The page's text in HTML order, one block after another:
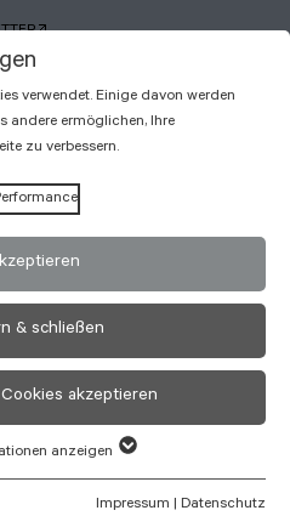
verwendet. Einige davon werden
andere ermöglichen, Ihre
zu verbessern.
& schließen
akzeptieren
anzeigen
Impressum | Datenschutz